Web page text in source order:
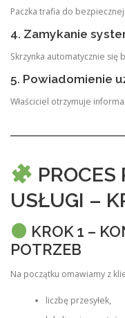
Paczka trafia do
4. Zamykanie
Skrzynka automatycznie się
5. Powiadomienie
Właściciel otrzymuje
PROCES
USŁUGI –
KROK 1 –
POTRZEB
Na początku omawiamy z
liczbę przesyłek,